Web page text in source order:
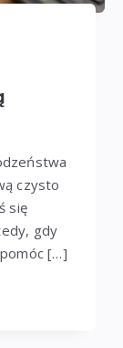
czysto
się
gdy
[…]